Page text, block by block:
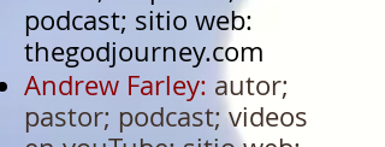
podcast; sitio web:
thegodjourney.com
Andrew Farley: autor;
pastor; podcast; videos